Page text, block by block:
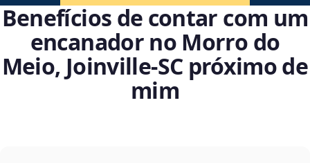
Benefícios de contar com um
encanador no Morro do
Meio, Joinville‑SC próximo de
mim